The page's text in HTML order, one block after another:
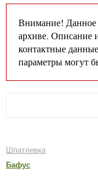
Внимание! Данное
архиве. Описание
контактные
параметры могут
Шпатлевка
Бафус